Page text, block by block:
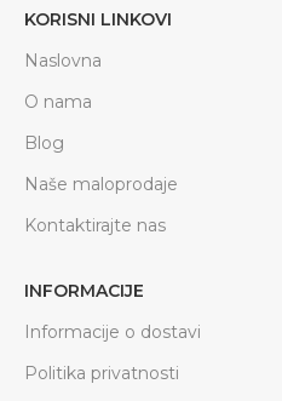
KORISNI LINKOVI
Naslovna
O nama
Blog
Naše maloprodaje
Kontaktirajte nas
INFORMACIJE
Informacije o dostavi
Politika privatnosti